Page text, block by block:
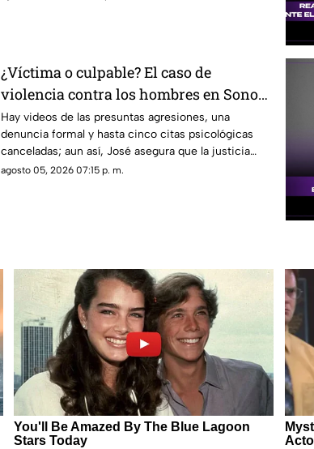
¿Víctima o culpable? El caso de
violencia contra los hombres en Sonora
que está generando conversación en
redes sociales
Hay videos de las presuntas agresiones, una
denuncia formal y hasta cinco citas psicológicas
canceladas; aun así, José asegura que la justicia
sigue sin llegar.
agosto 05, 2026 07:15 p. m.